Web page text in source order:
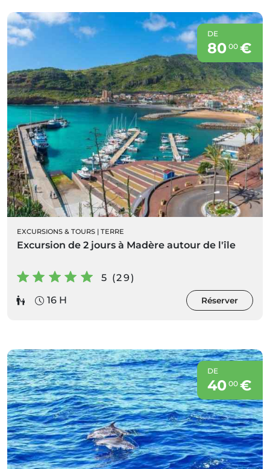
DE
80 00€
EXCURSIONS & TOURS | TERRE
Excursion de 2 jours à Madère autour de l'île
5 (29)
16 H
Réserver
DE
40 00€